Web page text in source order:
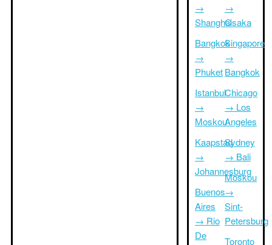
→
Shanghai
Bangkok
→
Phuket
Istanbul
→
Moskou
Kaapstad
→
Johannesburg
Buenos
Aires
→ Rio
De
→
Osaka
Singapore
→
Bangkok
Chicago
→ Los
Angeles
Sydney
→ Bali
Moskou
→
Sint-
Petersburg
Toronto